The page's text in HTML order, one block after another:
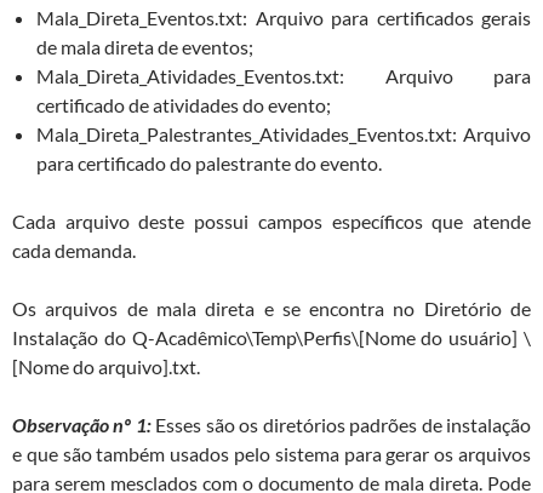
Mala_Direta_Eventos.txt: Arquivo para certificados gerais
de mala direta de eventos;
Mala_Direta_Atividades_Eventos.txt: Arquivo para
certificado de atividades do evento;
Mala_Direta_Palestrantes_Atividades_Eventos.txt: Arquivo
para certificado do palestrante do evento.
Cada arquivo deste possui campos específicos que atende
cada demanda.
Os arquivos de mala direta e se encontra no Diretório de
Instalação do Q-Acadêmico\Temp\Perfis\[Nome do usuário] \
[Nome do arquivo].txt.
Observação nº 1:Esses são os diretórios padrões de instalação
e que são também usados pelo sistema para gerar os arquivos
para serem mesclados com o documento de mala direta. Pode